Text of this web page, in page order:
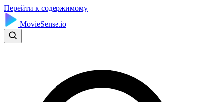
Перейти к содержимому
MovieSense.io